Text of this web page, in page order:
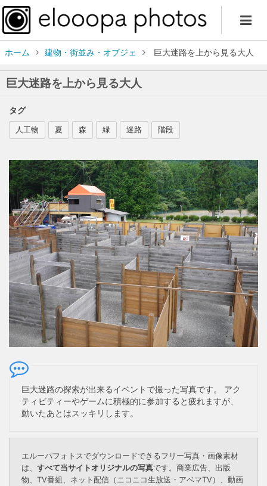
ホーム 建物・街並み・オブジェ 巨大迷路を上から見る大人
巨大迷路を上から見る大人
タグ
人工物 夏 森 緑 迷路 階段
巨大迷路の探索が出来るイベントで撮った写真です。 アク
ティビティーやゲームに積極的に参加すると疲れますが、
動いたあとはスッキリします。
エルーパフォトスでダウンロードできるフリー写真・画像素材
は、 すべて当サイトオリジナルの写真です。商業広告、出版
物、TV番組、ネット配信（ニコニコ生放送・アベマTV）、動画